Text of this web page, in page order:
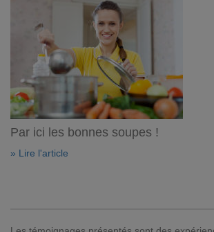
Par ici les bonnes soupes !
» Lire l'article